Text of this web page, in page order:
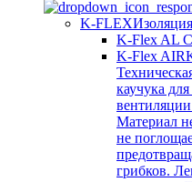
K-FLEX
K-Flex AL
K-Flex AIR
каучука
Материал
не
грибков.